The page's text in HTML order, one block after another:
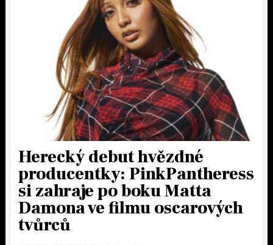
Herecký debut hvězdné
producentky: PinkPantheress
si zahraje po boku Matta
Damona ve filmu oscarových
tvůrců